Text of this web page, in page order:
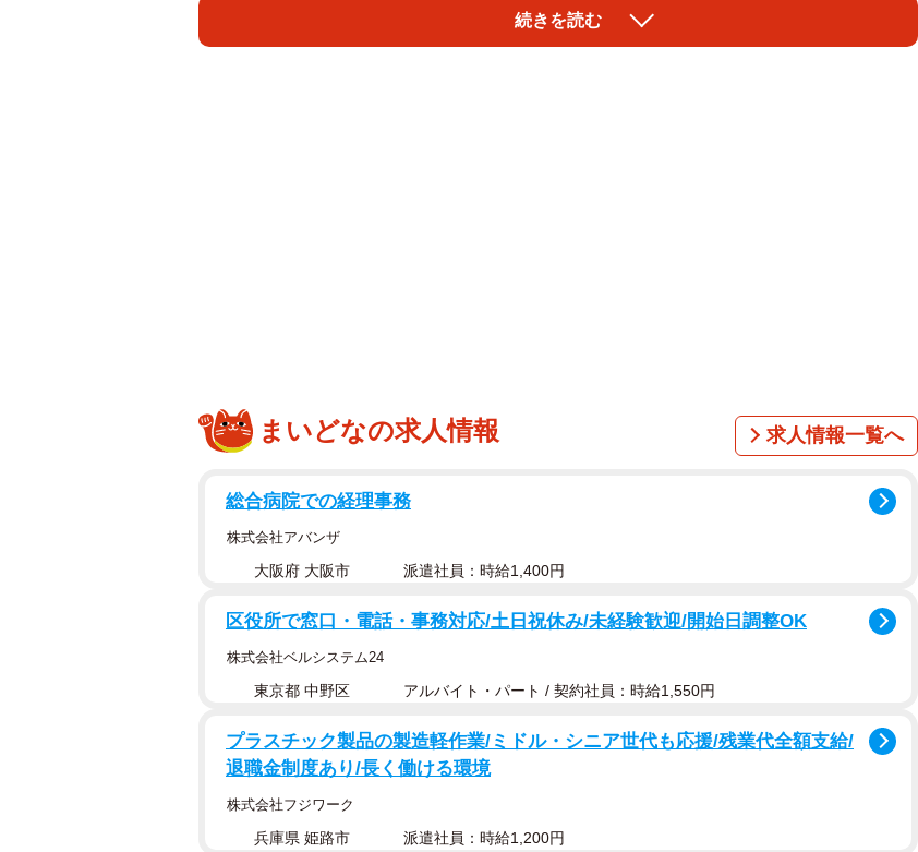
の裏地にあるタグが丸見え状態に。浦野さんも呆然とした表情で、「あちゃ～」「やっちま
った～」の嘆きが聞こえそうです。
続きを読む
まいどなの求人情報 求人情報一覧へ
総合病院での経理事務
株式会社アバンザ
大阪府 大阪市 派遣社員：時給1,400円
区役所で窓口・電話・事務対応/土日祝休み/未経験歓迎/開始日調整OK
株式会社ベルシステム24
東京都 中野区 アルバイト・パート / 契約社員：時給1,550円
プラスチック製品の製造軽作業/ミドル・シニア世代も応援/残業代全額支給/
退職金制度あり/長く働ける環境
株式会社フジワーク
兵庫県 姫路市 派遣社員：時給1,200円